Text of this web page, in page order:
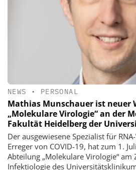
NEWS • PERSONAL
Mathias Munschauer ist neuer
„Molekulare Virologie“ an der
Fakultät Heidelberg der
Der ausgewiesene Spezialist für
Erreger von COVID-19, hat zum 1.
Abteilung „Molekulare Virologie“
Infektiologie des